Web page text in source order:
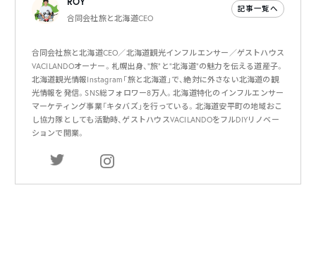
合同会社旅と北海道CEO
記事一覧へ
合同会社旅と北海道CEO／北海道観光インフルエンサー／ゲストハウス
VACILANDOオーナー。札幌出身、”旅”と”北海道”の魅力を伝える道産子。
北海道観光情報Instagram「旅と北海道」で、絶対に外さない北海道の観
光情報を発信。SNS総フォロワー8万人。北海道特化のインフルエンサー
マーケティング事業「キタバズ」を行っている。北海道安平町の地域おこ
し協力隊としても活動時、ゲストハウスVACILANDOをフルDIYリノベー
ションで開業。